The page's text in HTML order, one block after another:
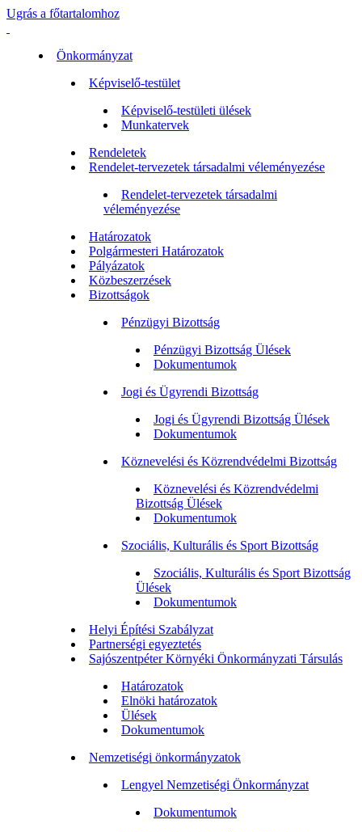
Ugrás a főtartalomhoz
Önkormányzat
Képviselő-testület
Képviselő-testületi ülések
Munkatervek
Rendeletek
Rendelet-tervezetek társadalmi véleményezése
Rendelet-tervezetek társadalmi
véleményezése
Határozatok
Polgármesteri Határozatok
Pályázatok
Közbeszerzések
Bizottságok
Pénzügyi Bizottság
Pénzügyi Bizottság Ülések
Dokumentumok
Jogi és Ügyrendi Bizottság
Jogi és Ügyrendi Bizottság Ülések
Dokumentumok
Köznevelési és Közrendvédelmi Bizottság
Köznevelési és Közrendvédelmi
Bizottság Ülések
Dokumentumok
Szociális, Kulturális és Sport Bizottság
Szociális, Kulturális és Sport Bizottság
Ülések
Dokumentumok
Helyi Építési Szabályzat
Partnerségi egyeztetés
Sajószentpéter Környéki Önkormányzati Társulás
Határozatok
Elnöki határozatok
Ülések
Dokumentumok
Nemzetiségi önkormányzatok
Lengyel Nemzetiségi Önkormányzat
Dokumentumok